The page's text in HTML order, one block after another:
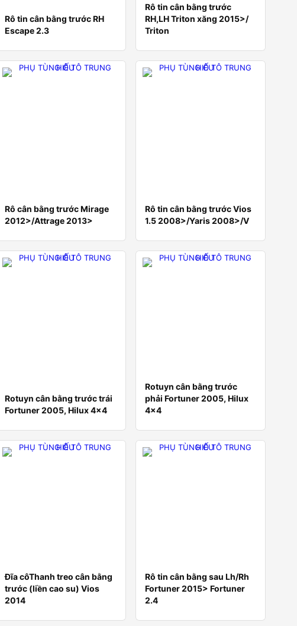
Rô tin cân bằng trước RH
Escape 2.3
Rô tin cân bằng trước
RH,LH Triton xăng 2015>/
Triton
Rô cân bằng trước Mirage
2012>/Attrage 2013>
Rô tin cân bằng trước Vios
1.5 2008>/Yaris 2008>/V
Rotuyn cân bằng trước trái
Fortuner 2005, Hilux 4×4
Rotuyn cân bằng trước
phải Fortuner 2005, Hilux
4×4
Đĩa côThanh treo cân bằng
trước (liền cao su) Vios
2014
Rô tin cân bằng sau Lh/Rh
Fortuner 2015> Fortuner
2.4